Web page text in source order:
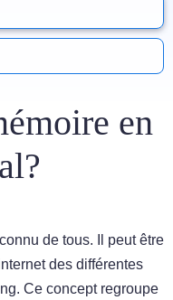
en
de tous. Il peut être
des différentes
Ce concept regroupe